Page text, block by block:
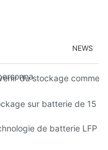
NEWS
de votre
du stockage
: favoriser
sur batterie de 15
peu
de batterie LFP :